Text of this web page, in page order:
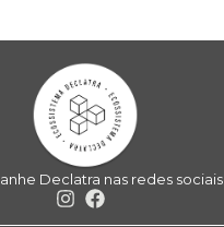
Declatra nas redes sociais